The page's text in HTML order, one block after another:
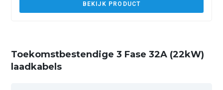
BEKIJK PRODUCT
Toekomstbestendige 3 Fase 32A (22kW)
laadkabels